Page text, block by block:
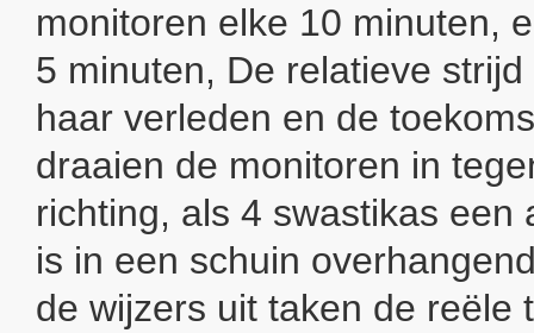
monitoren elke 10 minuten,
5 minuten, De relatieve
haar verleden en de
draaien de monitoren in
richting, als 4 swastikas een
is in een schuin
de wijzers uit taken de